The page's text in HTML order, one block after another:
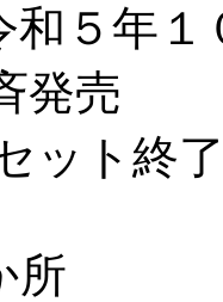
５年
発売
ット終
所